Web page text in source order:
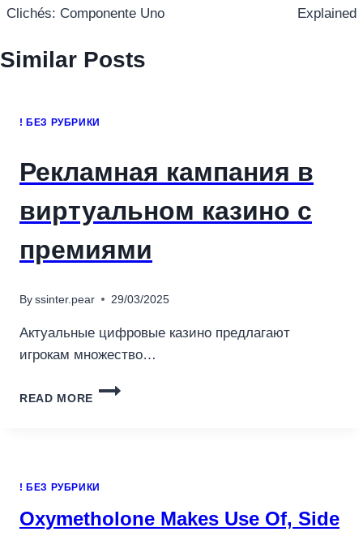
Clichés: Componente Uno
Explained
Similar Posts
! БЕЗ РУБРИКИ
Рекламная кампания в
виртуальном казино с
премиями
By ssinter.pear 29/03/2025
Актуальные цифровые казино предлагают
игрокам множество…
READ MORE
РЕКЛАМНАЯ
ПРЕМИЯМИ
! БЕЗ РУБРИКИ
Oxymetholone Makes Use Of, Side